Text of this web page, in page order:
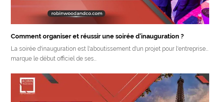
Comment organiser et réussir une soirée d’inauguration ?
La soirée d'inauguration est l'aboutissement d'un projet pour l'entreprise…
marque le début officiel de ses…